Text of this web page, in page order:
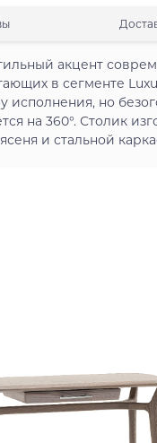
акцент
в сегменте
исполнения, но
на 360°. Столик
и стальной